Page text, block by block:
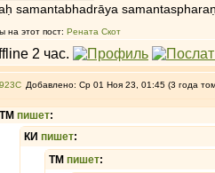
samantabhadrāya
на этот пост: Рената Скот
Добавлено: Ср 01 Ноя 23, 01:45 (3 года
ТМ пишет:
КИ пишет:
ТМ пишет: